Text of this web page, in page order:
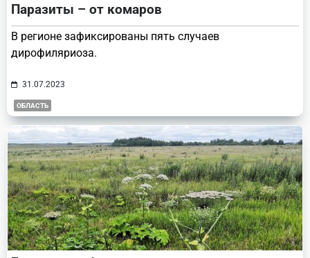
Паразиты – от комаров
В регионе зафиксированы пять случаев
дирофиляриоза.
31.07.2023
ОБЛАСТЬ